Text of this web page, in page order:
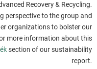
Recovery & Recycling.
perspective to the group and
organizations to bolster our
more information about this
section of our sustainability
report.